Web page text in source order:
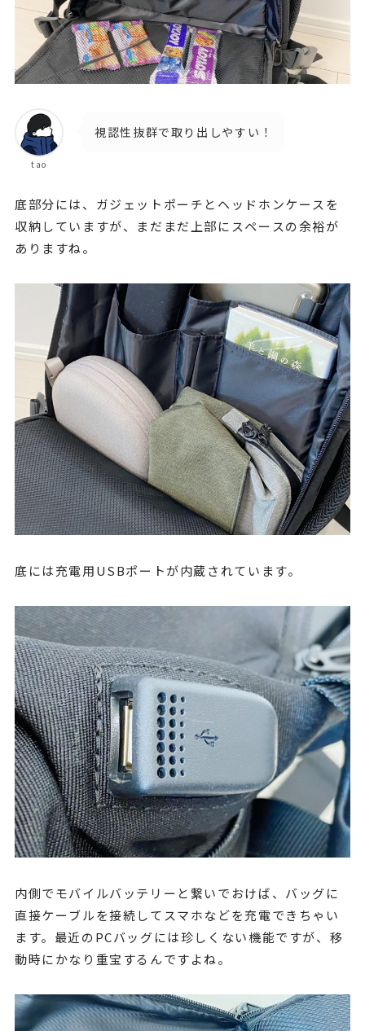
tao
視認性抜群で取り出しやすい！
底部分には、ガジェットポーチとヘッドホンケースを
収納していますが、まだまだ上部にスペースの余裕が
ありますね。
底には充電用USBポートが内蔵されています。
内側でモバイルバッテリーと繋いでおけば、バッグに
直接ケーブルを接続してスマホなどを充電できちゃい
ます。最近のPCバッグには珍しくない機能ですが、移
動時にかなり重宝するんですよね。